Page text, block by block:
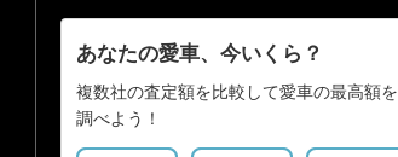
あなたの愛車、今いくら？
複数社の査定額を比較して愛車の最高額を
調べよう！